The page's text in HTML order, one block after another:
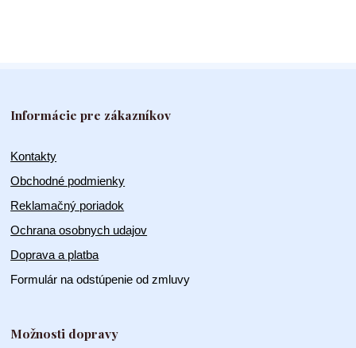
Informácie pre zákazníkov
Kontakty
Obchodné podmienky
Reklamačný poriadok
Ochrana osobnych udajov
Doprava a platba
Formulár na odstúpenie od zmluvy
Možnosti dopravy